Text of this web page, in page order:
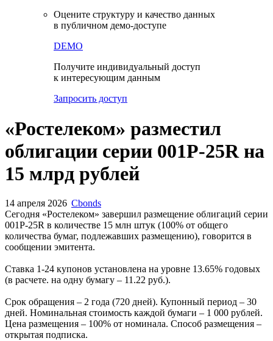
Оцените структуру и качество данных
в публичном демо-доступе
DEMO
Получите индивидуальный доступ
к интересующим данным
Запросить доступ
«Ростелеком» разместил
облигации серии 001P-25R на
15 млрд рублей
14 апреля 2026 Cbonds
Сегодня «Ростелеком» завершил размещение облигаций серии
001P-25R в количестве 15 млн штук (100% от общего
количества бумаг, подлежавших размещению), говорится в
сообщении эмитента.
Ставка 1-24 купонов установлена на уровне 13.65% годовых
(в расчете. на одну бумагу – 11.22 руб.).
Срок обращения – 2 года (720 дней). Купонный период – 30
дней. Номинальная стоимость каждой бумаги – 1 000 рублей.
Цена размещения – 100% от номинала. Способ размещения –
открытая подписка.